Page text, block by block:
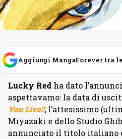
Aggiungi MangaForever tra
Lucky Red ha dato
aspettavamo: la data di
You Live?, l’attesissimo
Miyazaki e dello Studio
annunciato il titolo italiano